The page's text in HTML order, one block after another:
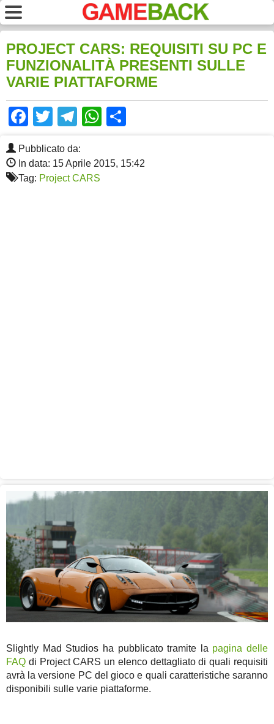
PROJECT CARS: REQUISITI SU PC E
FUNZIONALITÀ PRESENTI SULLE
VARIE PIATTAFORME
Facebook
TwitterTelegram
WhatsApp
Pubblicato da:
In data: 15 Aprile 2015, 15:42
Tag: Project CARS
Slightly Mad Studios ha pubblicato tramite la pagina delle
FAQ di Project CARS un elenco dettagliato di quali requisiti
avrà la versione PC del gioco e quali caratteristiche saranno
disponibili sulle varie piattaforme.